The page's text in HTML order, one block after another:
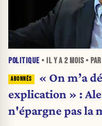
POLITIQUE • IL Y A 2 MOIS• PAR
« On m’a
explication » :
n'épargne pas la